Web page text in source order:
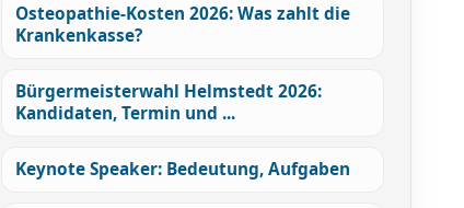
Osteopathie-Kosten 2026: Was zahlt die
Krankenkasse?
Bürgermeisterwahl Helmstedt 2026:
Kandidaten, Termin und ...
Keynote Speaker: Bedeutung, Aufgaben